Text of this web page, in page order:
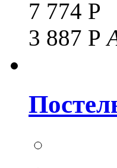
7 774 Р
3 887 Р